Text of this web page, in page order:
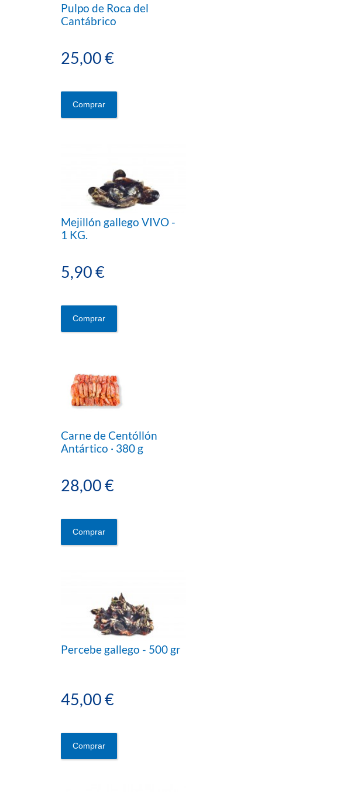
Pulpo de Roca del
Cantábrico
25,00 €
Comprar
Mejillón gallego VIVO -
1 KG.
5,90 €
Comprar
Carne de Centóllón
Antártico · 380 g
28,00 €
Comprar
Percebe gallego - 500 gr
45,00 €
Comprar